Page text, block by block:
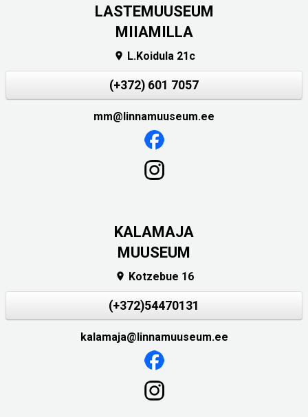
LASTEMUUSEUM
MIIAMILLA
 L.Koidula 21c
(+372) 601 7057
mm@linnamuuseum.ee
KALAMAJA
MUUSEUM
 Kotzebue 16
(+372)54470131
kalamaja@linnamuuseum.ee